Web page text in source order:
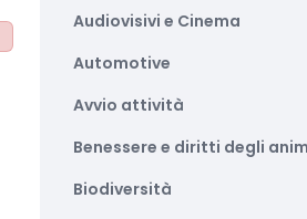
Audiovisivi e Cinema
Automotive
Avvio attività
Benessere e diritti degli
Biodiversità